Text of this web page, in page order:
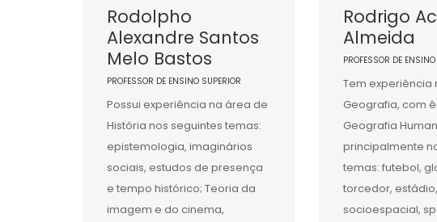
Rodolpho
Alexandre Santos
Melo Bastos
PROFESSOR DE ENSINO SUPERIOR
Possui experiência na área de
História nos seguintes temas:
epistemologia, imaginários
sociais, estudos de presença
e tempo histórico; Teoria da
imagem e do cinema,
Rodrigo
Almeida
PROFESSOR DE
Tem experiência
Geografia, com
Geografia
principalmente
temas: futebol,
torcedor,
socioespacial,